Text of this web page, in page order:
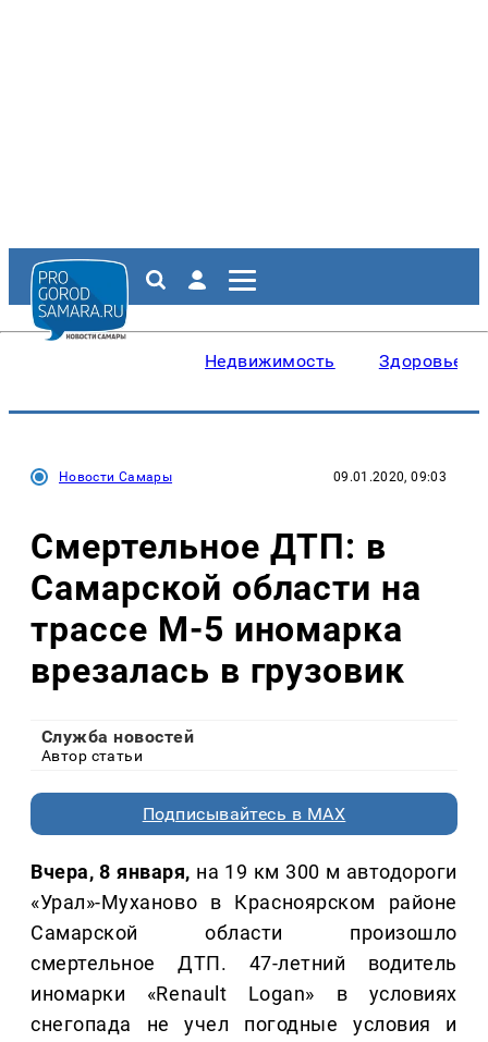
Недвижимость Здоровье
Новости Самары 09.01.2020, 09:03
Смертельное ДТП: в
Самарской области на
трассе М-5 иномарка
врезалась в грузовик
Служба новостей
Автор статьи
Подписывайтесь в MAX
Вчера, 8 января, на 19 км 300 м автодороги
«Урал»-Муханово в Красноярском районе
Самарской области произошло
смертельное ДТП. 47-летний водитель
иномарки «Renault Logan» в условиях
снегопада не учел погодные условия и